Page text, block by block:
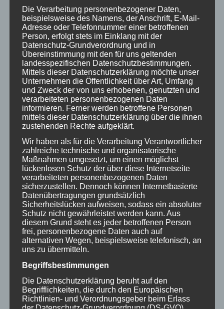
laws. According to § 5 DDG we are not obliged to
monitor transmitted or stored information from
third parties or to investigate circumstances that
indicate illegal activity. Obligations to remove or
block the use of information according to general
laws remain unaffected. However, liability in this
respect is only possible from the time of
knowledge of a concrete infringement. If we
become aware of any such violations, we will
remove the content in question immediately.
Urheberrecht
Die durch die Seitenbetreiber erstellten Inhalte
und Werke auf diesen Seiten unterliegen dem
deutschen Urheberrecht. Die Vervielfältigung,
Bearbeitung, Verbreitung und jede Art der
Verwertung außerhalb der Grenzen des
Urheberrechtes bedürfen der schriftlichen
Zustimmung des jeweiligen Autors bzw. Erstellers.
Downloads und Kopien dieser Seite sind nur für
den privaten, nicht kommerziellen Gebrauch
gestattet. Soweit die Inhalte auf dieser Seite nicht
vom Betreiber erstellt wurden, werden die
Urheberrechte Dritter beachtet. Insbesondere
Die Verarbeitung personenbezogener Daten,
beispielsweise des Namens, der Anschrift, E-Mail-
Adresse oder Telefonnummer einer betroffenen
Person, erfolgt stets im Einklang mit der
Datenschutz-Grundverordnung und in
Übereinstimmung mit den für uns geltenden
landesspezifischen Datenschutzbestimmungen.
Mittels dieser Datenschutzerklärung möchte unser
Unternehmen die Öffentlichkeit über Art, Umfang
und Zweck der von uns erhobenen, genutzten und
verarbeiteten personenbezogenen Daten
informieren. Ferner werden betroffene Personen
mittels dieser Datenschutzerklärung über die ihnen
zustehenden Rechte aufgeklärt.
Wir haben als für die Verarbeitung Verantwortlicher
zahlreiche technische und organisatorische
Maßnahmen umgesetzt, um einen möglichst
lückenlosen Schutz der über diese Internetseite
verarbeiteten personenbezogenen Daten
sicherzustellen. Dennoch können Internetbasierte
Datenübertragungen grundsätzlich
Sicherheitslücken aufweisen, sodass ein absoluter
Schutz nicht gewährleistet werden kann. Aus
diesem Grund steht es jeder betroffenen Person
frei, personenbezogene Daten auch auf
alternativen Wegen, beispielsweise telefonisch, an
uns zu übermitteln.
Begriffsbestimmungen
Die Datenschutzerklärung beruht auf den
Begrifflichkeiten, die durch den Europäischen
Richtlinien- und Verordnungsgeber beim Erlass